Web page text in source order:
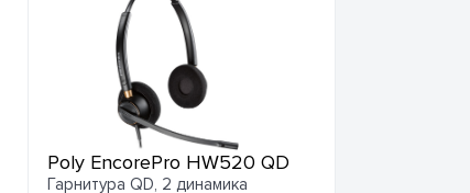
Poly EncorePro HW520 QD
Гарнитура QD, 2 динамика